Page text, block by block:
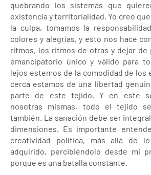
quebrando los sistemas que
existencia y territorialidad. Yo creo
la culpa, tomamos la
colores y alegrías, y esto nos hace
ritmos, los ritmos de otras y dejar de
emancipatorio único y válido para
lejos estemos de la comodidad de los
cerca estamos de una libertad
parte de este tejido. Y en este
nosotras mismas, todo el tejido
también. La sanación debe ser
dimensiones. Es importante
creatividad política, más allá de
adquirido, percibiéndolo desde mi
porque es una batalla constante.